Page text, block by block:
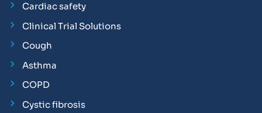
Cardiac safety
Clinical Trial Solutions
Cough
Asthma
COPD
Cystic fibrosis